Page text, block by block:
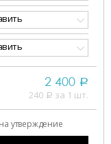
2 400 a
240 a за 1 шт.
утверждение